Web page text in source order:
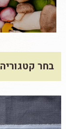
בחר קטגוריה